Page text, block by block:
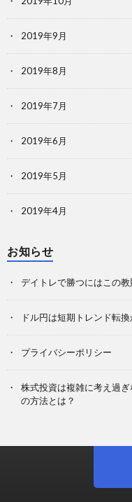
2019年9月
2019年8月
2019年7月
2019年6月
2019年5月
2019年4月
お知らせ
デイトレで勝つにはこの
ドル円は短期トレンド転
プライバシーポリシー
株式投資は複雑に考え過
の方法とは？